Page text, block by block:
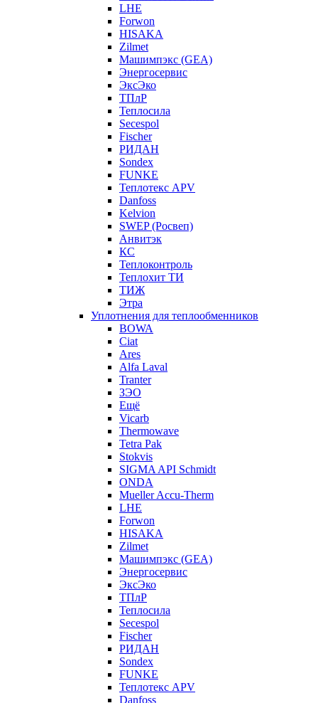
LHE
Forwon
HISAKA
Zilmet
Машимпэкс (GEA)
Энергосервис
ЭксЭко
ТПлР
Теплосила
Secespol
Fischer
РИДАН
Sondex
FUNKE
Теплотекс APV
Danfoss
Kelvion
SWEP (Росвеп)
Анвитэк
КС
Теплоконтроль
Теплохит ТИ
ТИЖ
Этра
Уплотнения для теплообменников
BOWA
Ciat
Ares
Alfa Laval
Tranter
ЗЭО
Ещё
Vicarb
Thermowave
Tetra Pak
Stokvis
SIGMA API Schmidt
ONDA
Mueller Accu-Therm
LHE
Forwon
HISAKA
Zilmet
Машимпэкс (GEA)
Энергосервис
ЭксЭко
ТПлР
Теплосила
Secespol
Fischer
РИДАН
Sondex
FUNKE
Теплотекс APV
Danfoss